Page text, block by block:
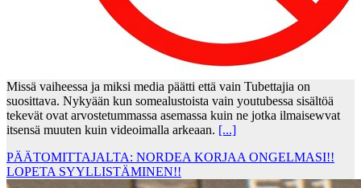
Missä vaiheessa ja miksi media päätti että vain Tubettajia on
suosittava. Nykyään kun somealustoista vain youtubessa sisältöä
tekevät ovat arvostetummassa asemassa kuin ne jotka ilmaisewvat
itsensä muuten kuin videoimalla arkeaan. [...]
PÄÄTOMITTAJALTA: NORDEA KORJAA ONGELMASI!!
LOPETA SYYLLISTÄMINEN!!